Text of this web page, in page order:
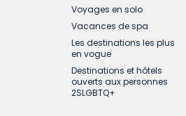
Voyages en solo
Vacances de spa
Les destinations les plus
en vogue
Destinations et hôtels
ouverts aux personnes
2SLGBTQ+